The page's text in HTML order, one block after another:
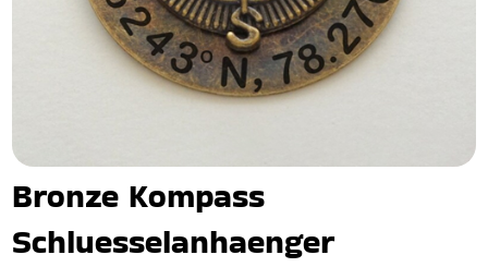
Bronze Kompass
Schluesselanhaenger